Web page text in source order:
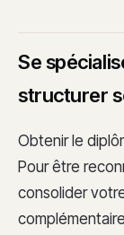
Se
structurer
Obtenir le
Pour être
consolider